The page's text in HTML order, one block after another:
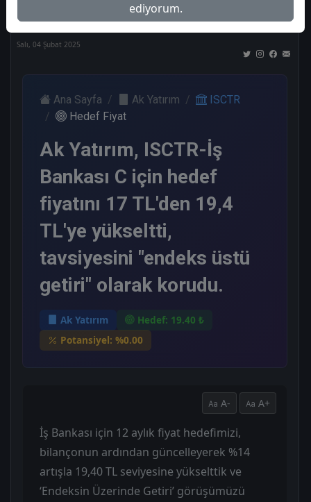
Salı, 04 Şubat 2025
Ana Sayfa Ak Yatırım
ISCTR
Hedef Fiyat
Ak Yatırım, ISCTR-İş
Bankası C için hedef
fiyatını 17 TL'den 19,4
TL'ye yükseltti,
tavsiyesini "endeks üstü
getiri" olarak korudu.
Ak Yatırım
Hedef: 19.40 ₺
Potansiyel: %0.00
A- A+
İş Bankası için 12 aylık fiyat hedefimizi,
bilançonun ardından güncelleyerek %14
artışla 19,40 TL seviyesine yükselttik ve
‘Endeksin Üzerinde Getiri’ görüşümüzü
ediyorum.